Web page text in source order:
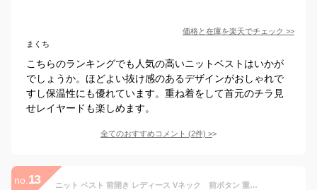
価格と在庫を楽天でチェック >>
まくち
こちらのランキングでも人気の高いニットベストはいかが
でしょうか。ほどよい抜け感のあるデザインがおしゃれで
すし保温性にも優れています。重ね着をして首元のチラ見
せレイヤードも楽しめます。
全てのおすすめコメント (2件) >
no. 13 ニット ベスト 前開き レディース Vネック 前ボタン 重ね着 秋冬春 チョッキ 送料無料 ニット カーディガン ノースリーブ ショート丈 ボレロ カーディガン 羽織 シンプル トップス 春 夏 秋 おしゃれ 可愛い フォーマル ジレ